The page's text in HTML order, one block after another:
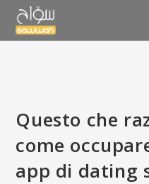
Questo che
come
app di dating